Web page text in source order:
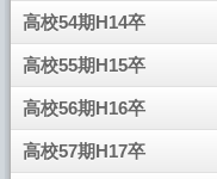
高校54期H14卒
高校55期H15卒
高校56期H16卒
高校57期H17卒